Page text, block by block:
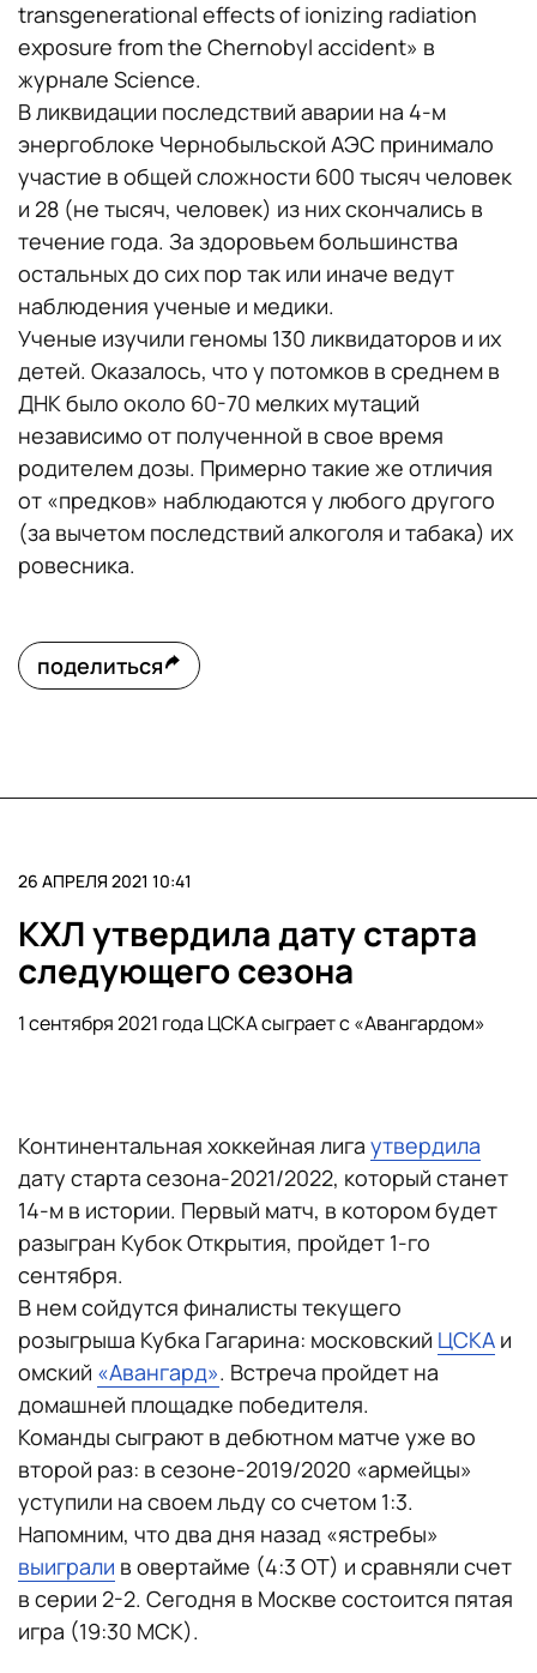
transgenerational effects of ionizing radiation
exposure from the Chernobyl accident» в
журнале Science.
В ликвидации последствий аварии на 4-м
энергоблоке Чернобыльской АЭС принимало
участие в общей сложности 600 тысяч человек
и 28 (не тысяч, человек) из них скончались в
течение года. За здоровьем большинства
остальных до сих пор так или иначе ведут
наблюдения ученые и медики.
Ученые изучили геномы 130 ликвидаторов и их
детей. Оказалось, что у потомков в среднем в
ДНК было около 60-70 мелких мутаций
независимо от полученной в свое время
родителем дозы. Примерно такие же отличия
от «предков» наблюдаются у любого другого
(за вычетом последствий алкоголя и табака) их
ровесника.
поделиться
26 АПРЕЛЯ 2021 10:41
КХЛ утвердила дату старта
следующего сезона
1 сентября 2021 года ЦСКА сыграет с «Авангардом»
Континентальная хоккейная лига утвердила
дату старта сезона-2021/2022, который станет
14-м в истории. Первый матч, в котором будет
разыгран Кубок Открытия, пройдет 1-го
сентября.
В нем сойдутся финалисты текущего
розыгрыша Кубка Гагарина: московский ЦСКА и
омский «Авангард». Встреча пройдет на
домашней площадке победителя.
Команды сыграют в дебютном матче уже во
второй раз: в сезоне-2019/2020 «армейцы»
уступили на своем льду со счетом 1:3.
Напомним, что два дня назад «ястребы»
выиграли в овертайме (4:3 ОТ) и сравняли счет
в серии 2-2. Сегодня в Москве состоится пятая
игра (19:30 МСК).